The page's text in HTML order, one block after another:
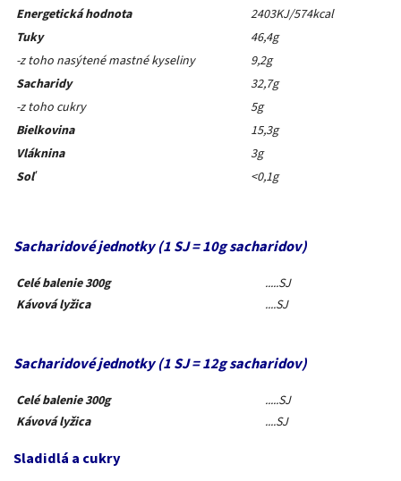
Energetická hodnota
2403KJ/574kcal
Tuky
46,4g
-z toho nasýtené mastné kyseliny
9,2g
Sacharidy
32,7g
-z toho cukry
5g
Bielkovina
15,3g
Vláknina
3g
Soľ
<0,1g
Sacharidové jednotky (1 SJ = 10g sacharidov)
Celé balenie 300g
.....SJ
Kávová lyžica
....SJ
Sacharidové jednotky (1 SJ = 12g sacharidov)
Celé balenie 300g
.....SJ
Kávová lyžica
....SJ
Sladidlá a cukry